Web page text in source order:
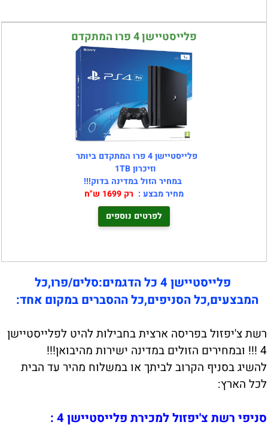
פלייסטיישן 4 פרו המתקדם
פלייסטיישן 4 פרו המתקדם ביותר
וזיכרון 1TB
במחיר הזול במדינה בדוק!!!
מחיר מבצע : רק 1699 ש"ח
לפרטים נוספים
פלייסטיישן 4 כל הדגמים:סלים/פרו,כל
המבצעים,כל הסניפים,כל ההסברים במקום אחד:
רשת צ'יפזול בפריסה ארצית בחבילות להיט לפלייסטיישן
4 !!! ובמחירים הזולים במדינה ישירות מהיבואן!!!
להשיג בסניף הקרוב לביתך או במשלוח מהיר עד הבית
לכל הארץ:
סניפי רשת צ'יפזול למכירת פלייסטיישן 4 :